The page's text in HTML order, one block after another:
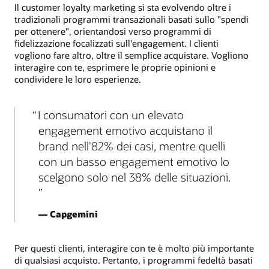
Il customer loyalty marketing si sta evolvendo oltre i
tradizionali programmi transazionali basati sullo "spendi
per ottenere", orientandosi verso programmi di
fidelizzazione focalizzati sull'engagement. I clienti
vogliono fare altro, oltre il semplice acquistare. Vogliono
interagire con te, esprimere le proprie opinioni e
condividere le loro esperienze.
I consumatori con un elevato
engagement emotivo acquistano il
brand nell'82% dei casi, mentre quelli
con un basso engagement emotivo lo
scelgono solo nel 38% delle situazioni.
— Capgemini
Per questi clienti, interagire con te è molto più importante
di qualsiasi acquisto. Pertanto, i programmi fedeltà basati